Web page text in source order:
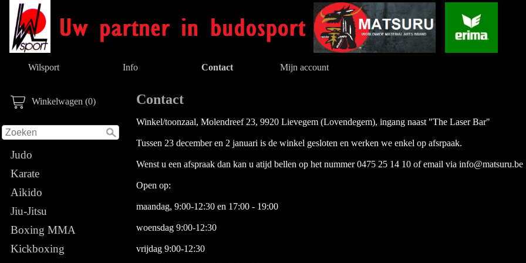
Wilsport Info Contact Mijn account
Winkelwagen (0)
Judo
Karate
Aikido
Jiu-Jitsu
Boxing MMA
Kickboxing
Contact
Winkel/toonzaal, Molendreef 23, 9920 Lievegem (Lovendegem), ingang naast "The Laser Bar"
Tussen 23 december en 2 januari is de winkel gesloten en werken we enkel op afsrpaak.
Wenst u een afspraak dan kan u atijd bellen op het nummer 0475 25 14 10 of email via info@matsuru.be
Open op:
maandag, 9:00-12:30 en 17:00 - 19:00
woensdag 9:00-12:30
vrijdag 9:00-12:30